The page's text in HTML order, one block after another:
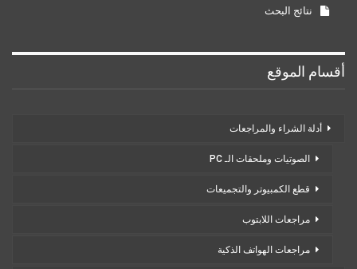
نتائج البحث
أقسام الموقع
أدلة الشراء والمراجعات
الصوتيات وملحقات الـ PC
قطع الكمبيوتر والتجميعات
مراجعات اللابتوب
مراجعات الهواتف الذكية